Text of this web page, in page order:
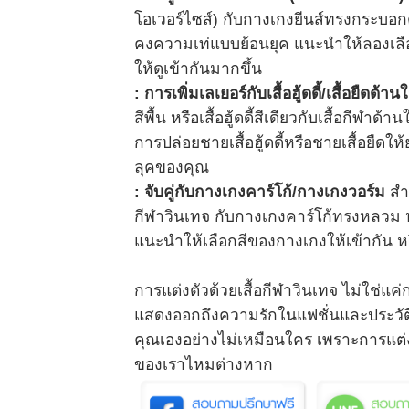
โอเวอร์ไซส์) กับกางเกงยีนส์ทรงกระบ
คงความเท่แบบย้อนยุค แนะนำให้ลองเ
ให้ดูเข้ากันมากขึ้น
: การเพิ่มเลเยอร์กับเสื้อฮู้ดดี้/เสื้อยืดด้านใ
สีพื้น หรือเสื้อฮู้ดดี้สีเดียวกับเสื้อกีฬาด้า
การปล่อยชายเสื้อฮู้ดดี้หรือชายเสื้อยืดใ
ลุคของคุณ
: จับคู่กับกางเกงคาร์โก้/กางเกงวอร์ม ส
กีฬาวินเทจ กับกางเกงคาร์โก้ทรงหลว
แนะนำให้เลือกสีของกางเกงให้เข้ากัน
การแต่งตัวด้วยเสื้อกีฬาวินเทจ ไม่ใช่แค่
แสดงออกถึงความรักในแฟชั่นและประ
คุณเองอย่างไม่เหมือนใคร เพราะการแ
ของเราไหมต่างหาก